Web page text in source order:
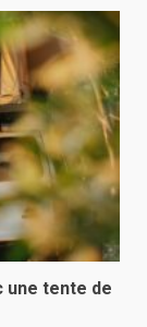
une tente de